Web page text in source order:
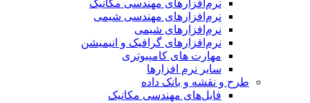
نرم‌افزارهای مهندسی مکانیک
نرم‌افزارهای مهندسی شیمی
نرم‌افزارهای شیمی
نرم‌افزارهای گرافیک و انیمیشن
مهارت های کامپیوتری
سایر نرم افزارها
طرح و نقشه و بانک داده
فایل‌های مهندسی مکانیک